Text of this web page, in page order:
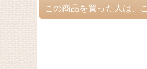
この商品を買った人は、